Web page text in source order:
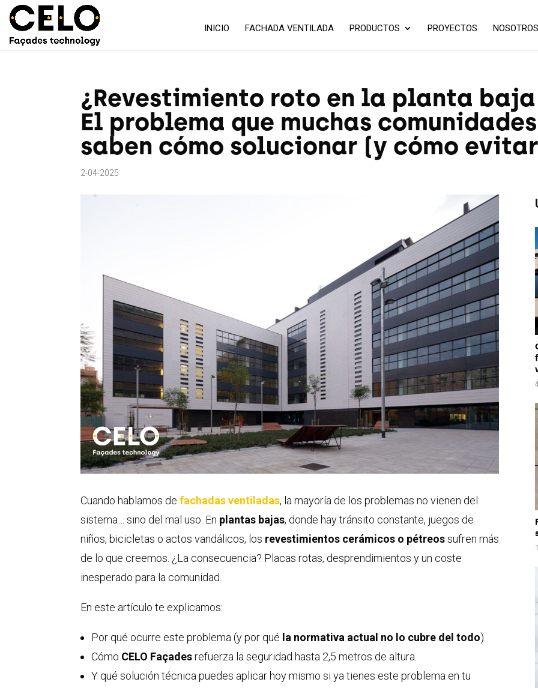
INICIO FACHADA VENTILADA PRODUCTOS PROYECTOS NOSOTROS
¿Revestimiento roto en la planta
El problema que muchas
saben cómo solucionar (y cómo
2-04-2025
Cuando hablamos defachadas ventiladas, la mayoría de los problemas no vienen del
sistema… sino del mal uso. En plantas bajas, donde hay tránsito constante, juegos de
niños, bicicletas o actos vandálicos, los revestimientos cerámicos o pétreossufren más
de lo que creemos. ¿La consecuencia? Placas rotas, desprendimientos y un coste
inesperado para la comunidad.
En este artículo te explicamos:
Por qué ocurre este problema (y por qué la normativa actual no lo cubre del todo).
Cómo CELO Façadesrefuerza la seguridad hasta 2,5 metros de altura.
Y qué solución técnica puedes aplicar hoy mismo si ya tienes este problema en tu